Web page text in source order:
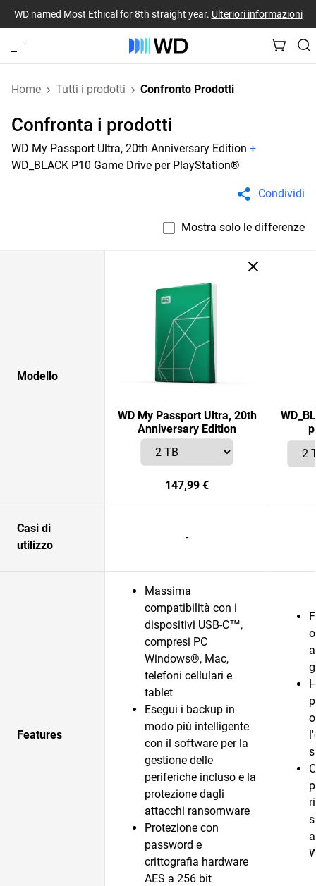
WD named Most Ethical for 8th straight year. Ulteriori informazioni
Home Tutti i prodotti Confronto Prodotti
Confronta i prodotti
WD My Passport Ultra, 20th Anniversary Edition +
WD_BLACK P10 Game Drive per PlayStation®
Condividi
Mostra solo le differenze
Modello
WD My Passport Ultra, 20th
Anniversary Edition
147,99 €
Casi di
utilizzo
-
Features
Massima
compatibilità con i
dispositivi USB-C™,
compresi PC
Windows®, Mac,
telefoni cellulari e
tablet
Esegui i backup in
modo più intelligente
con il software per la
gestione delle
periferiche incluso e la
protezione dagli
attacchi ransomware
Protezione con
password e
crittografia hardware
AES a 256 bit